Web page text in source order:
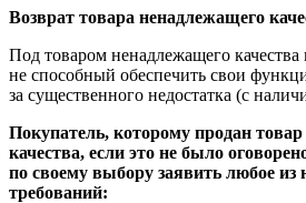
Возврат товара ненадлежащего
Под товаром ненадлежащего качества
не способный обеспечить свои
за существенного недостатка (с
Покупатель, которому продан
качества, если это не было
по своему выбору заявить любое
требований: